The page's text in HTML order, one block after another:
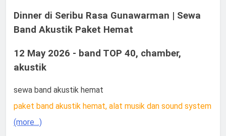
Dinner di Seribu Rasa Gunawarman | Sewa
Band Akustik Paket Hemat
12 May 2026 - band TOP 40, chamber,
akustik
sewa band akustik hemat
paket band akustik hemat, alat musik dan sound system
(more…)